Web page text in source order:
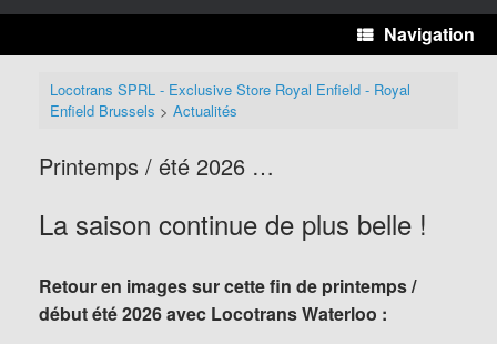
Navigation
Locotrans SPRL - Exclusive Store Royal Enfield - Royal
Enfield Brussels > Actualités
Printemps / été 2026 …
La saison continue de plus belle !
Retour en images sur cette fin de printemps /
début été 2026 avec Locotrans Waterloo :